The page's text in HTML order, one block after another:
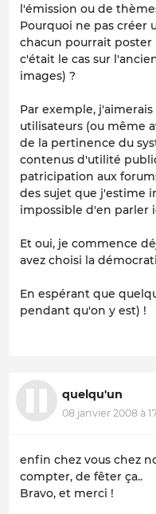
l'émission ou de
Pourquoi ne pas créer
chacun pourrait poster
c'était le cas sur
images) ?
Par exemple,
utilisateurs (ou même
de la pertinence du
contenus d'utilité
patricipation aux
des sujet que j'estime
impossible d'en parler
Et oui, je commence
avez choisi la
En espérant que
pendant qu'on y est) !
quelqu'un
08 janvier 2008 à
enfin chez vous chez
compter, de fêter ça..
Bravo, et merci !